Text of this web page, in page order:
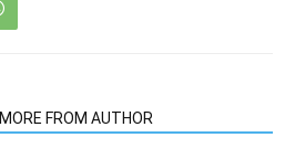
MORE FROM AUTHOR